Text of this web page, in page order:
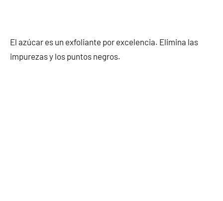
El azúcar es un exfoliante por excelencia. Elimina las
impurezas y los puntos negros.